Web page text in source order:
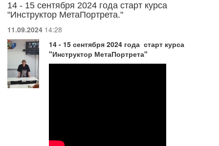
14 - 15 сентября 2024 года старт курса
"Инструктор МетаПортрета."
11.09.2024 14:28
14 - 15 сентября 2024 года старт курса
"Инструктор МетаПортрета"